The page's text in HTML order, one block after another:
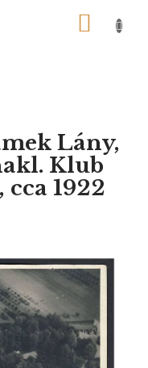
Lány,
Klub
1922